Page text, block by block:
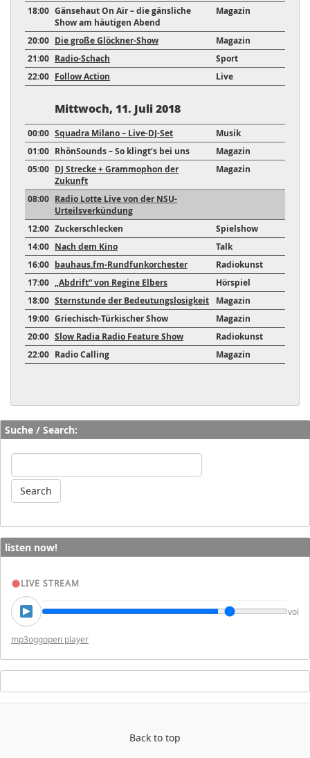
18:00 Gänsehaut On Air – die gänsliche
Show am häutigen Abend
Magazin
20:00 Die große Glöckner-Show
Magazin
21:00 Radio-Schach
Sport
22:00 Follow Action Live
Mittwoch, 11. Juli 2018
00:00 Squadra Milano – Live-DJ-Set
Musik
01:00 RhönSounds – So klingt’s bei uns
Magazin
05:00 DJ Strecke + Grammophon der
Zukunft
Magazin
08:00 Radio Lotte Live von der NSU-
Urteilsverkündung
12:00 Zuckerschlecken
Spielshow
14:00 Nach dem Kino
Talk
16:00 bauhaus.fm-Rundfunkorchester
Radiokunst
17:00 „Abdrift“ von Regine Elbers
Hörspiel
18:00 Sternstunde der Bedeutungslosigkeit
Magazin
19:00 Griechisch-Türkischer Show
Magazin
20:00 Slow Radia Radio Feature Show
Radiokunst
22:00 Radio Calling Magazin
Suche / Search:
listen now!
LIVE STREAM
vol
mp3oggopen player
Back to top